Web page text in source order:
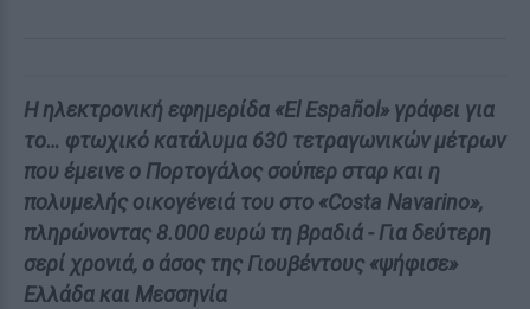
Η ηλεκτρονική εφημερίδα «El Español» γράφει για
το… φτωχικό κατάλυμα 630 τετραγωνικών μέτρων
που έμεινε ο Πορτογάλος σούπερ σταρ και η
πολυμελής οικογένειά του στο «Costa Navarino»,
πληρώνοντας 8.000 ευρώ τη βραδιά - Για δεύτερη
σερί χρονιά, ο άσος της Γιουβέντους «ψήφισε»
Ελλάδα και Μεσσηνία